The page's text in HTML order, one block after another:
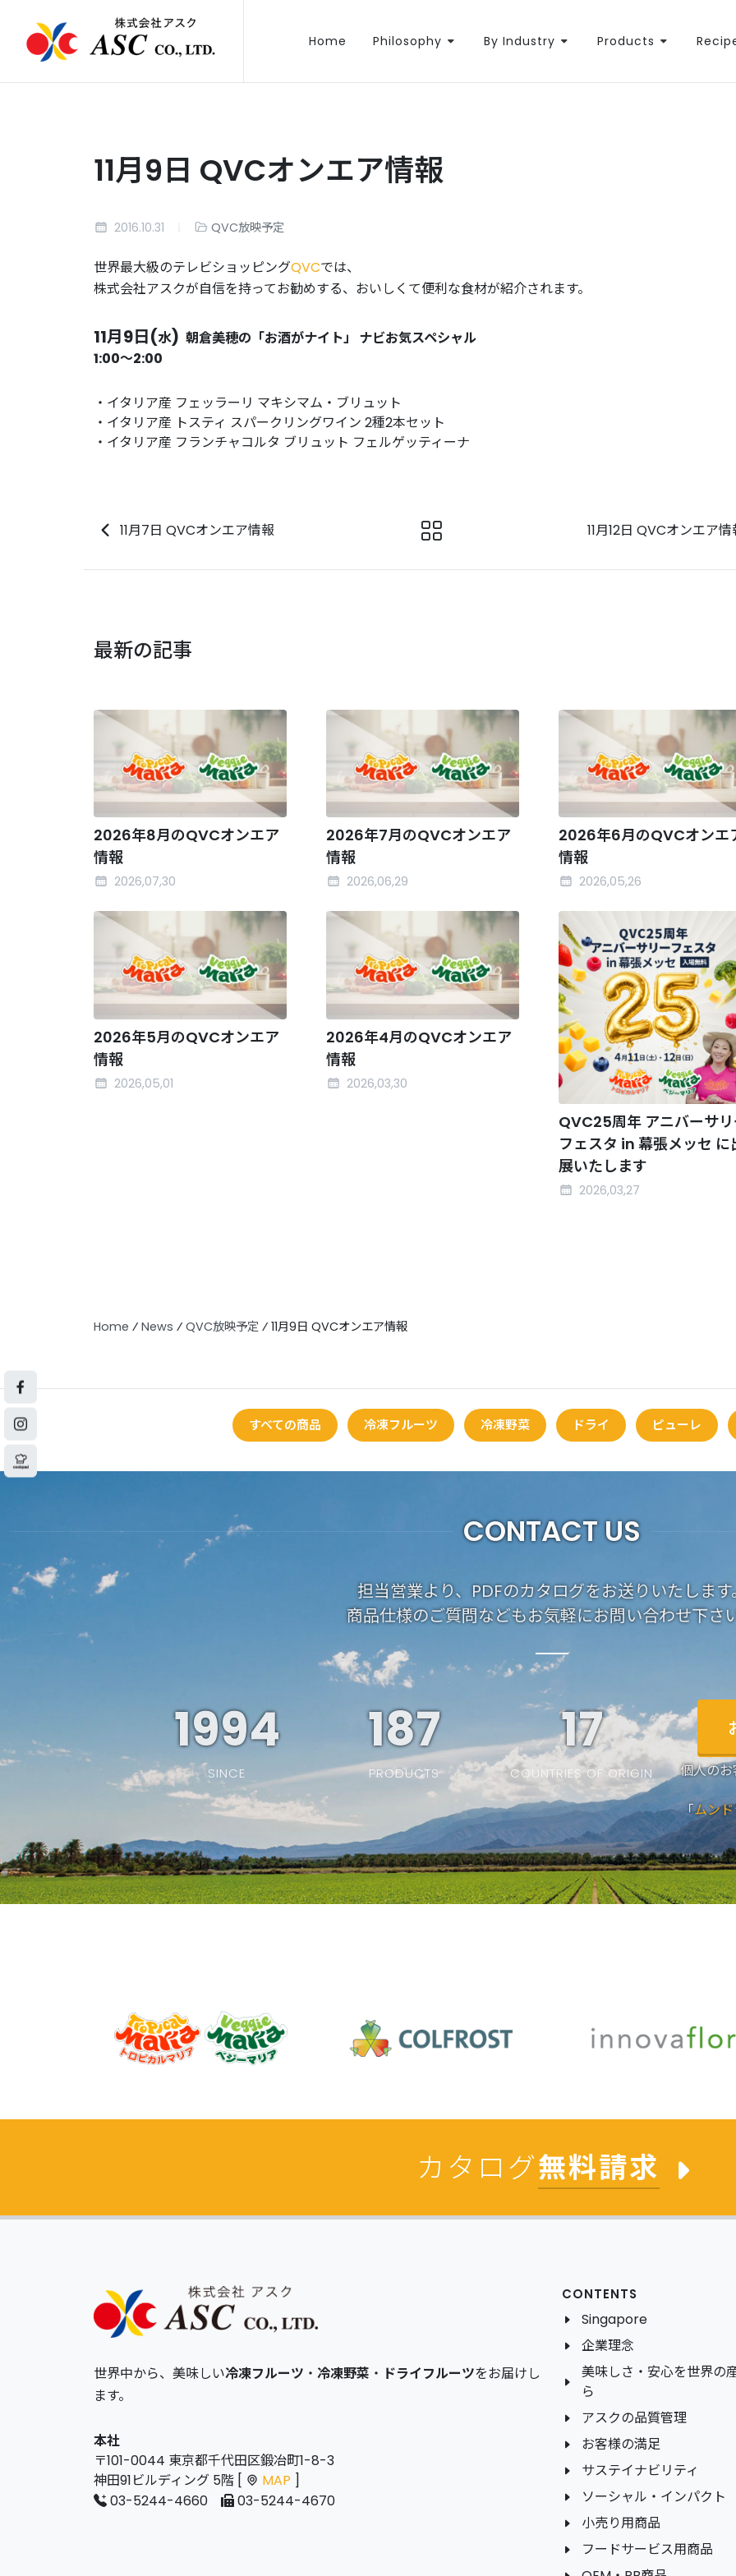
Home Philosophy By Industry Products
11月9日 QVCオンエア情報
2016.10.31 QVC放映予定
世界最大級のテレビショッピングQVCでは、
株式会社アスクが自信を持ってお勧めする、おいしくて便利な食材が紹介されます。
11月9日(水) 朝倉美穂の「お酒がナイト」 ナビお気スペシャル
1:00〜2:00
・イタリア産 フェッラーリ マキシマム・ブリュット
・イタリア産 トスティ スパークリングワイン 2種2本セット
・イタリア産 フランチャコルタ ブリュット フェルゲッティーナ
11月7日 QVCオンエア情報 11月12日 QVCオンエア情
最新の記事
2026年8月のQVCオンエア
情報
2026,07,30
2026年7月のQVCオンエア
情報
2026,06,29
2026年6月のQVCオンエ
情報
2026,05,26
2026年5月のQVCオンエア
情報
2026,05,01
2026年4月のQVCオンエア
情報
2026,03,30
QVC25周年 アニバーサ
フェスタ in 幕張メッセ に
展いたします
2026,03,27
Home ⁄ News ⁄ QVC放映予定 ⁄ 11月9日 QVCオンエア情報
すべての商品 冷凍フルーツ 冷凍野菜 ドライ ピューレ
CONTACT US
担当営業より、PDFのカタログをお送りいたします
商品仕様のご質問などもお気軽にお問い合わせ下さ
1994
SINCE
187
PRODUCTS
19
COUNTRIES OF ORIGIN 個人の
「ムン
カタログ無料請求
世界中から、美味しい冷凍フルーツ ・ 冷凍野菜 ・ ドライフルーツをお届けし
ます。
本社
〒101-0044 東京都千代田区鍛冶町1-8-3
神田91ビルディング 5階 [
MAP ]
03-5244-4660
03-5244-4670
CONTENTS
Singapore
企業理念
美味しさ・安心を世界の
ら
アスクの品質管理
お客様の満足
サステイナビリティ
ソーシャル・インパクト
小売り用商品
フードサービス用商品